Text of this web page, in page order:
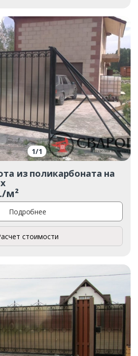
заказу
1/1
из поликарбоната на
м²
Подробнее
стоимости